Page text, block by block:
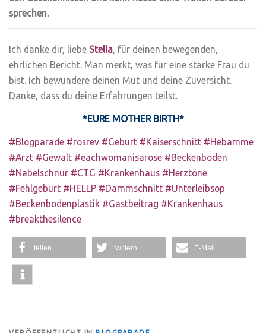
sprechen.
Ich danke dir, liebe Stella, für deinen bewegenden,
ehrlichen Bericht. Man merkt, was für eine starke Frau du
bist. Ich bewundere deinen Mut und deine Zuversicht.
Danke, dass du deine Erfahrungen teilst.
*EURE MOTHER BIRTH*
#Blogparade #rosrev #Geburt #Kaiserschnitt #Hebamme
#Arzt #Gewalt #eachwomanisarose #Beckenboden
#Nabelschnur #CTG #Krankenhaus #Herztöne
#Fehlgeburt #HELLP #Dammschnitt #Unterleibsop
#Beckenbodenplastik #Gastbeitrag #Krankenhaus
#breakthesilence
teilen twittern E-Mail